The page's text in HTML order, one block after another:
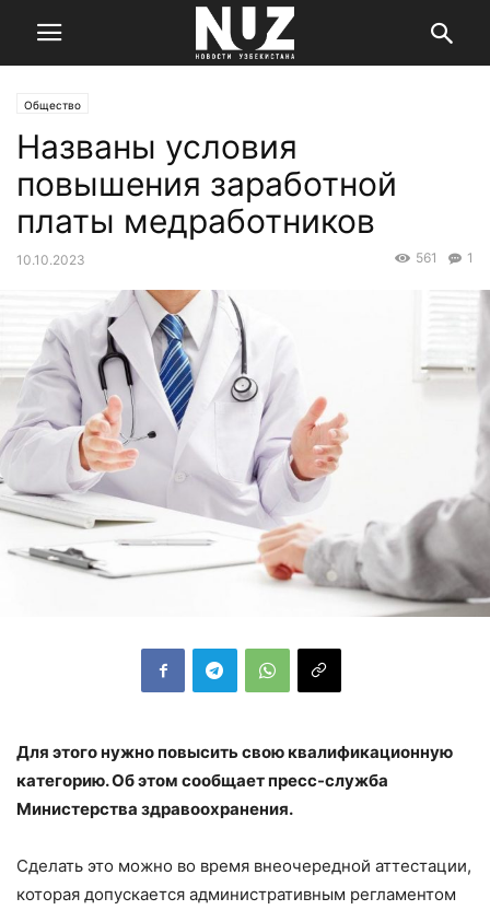
Общество
Названы условия
повышения заработной
платы медработников
10.10.2023 1
561
Для этого нужно повысить свою квалификационную
категорию. Об этом сообщает пресс-служба
Министерства здравоохранения.
Сделать это можно во время внеочередной аттестации,
которая допускается административным регламентом